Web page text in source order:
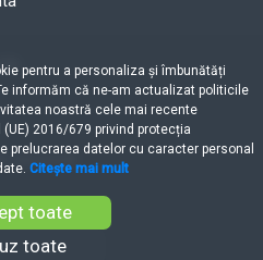
personal
pentru a personaliza și îmbunătăți
informăm că ne-am actualizat politicile
noastră cele mai recente
2016/679 privind protecția
prelucrarea datelor cu caracter personal
Citește mai mult
toate
toate